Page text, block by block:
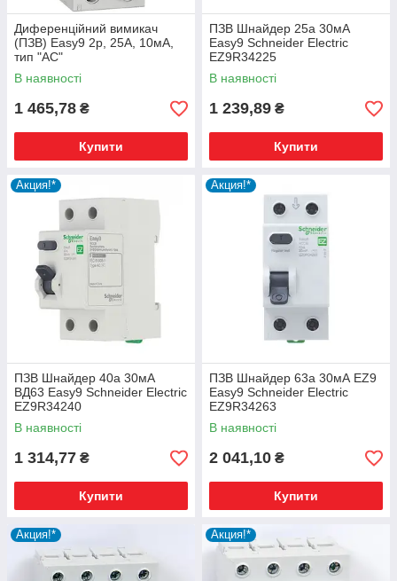
Головний склад знаходиться р. в Харкові. Є можливість
пересилки товару по Україні.
Зверніть увагу на привабливу ціну і гнучку систему
Диференційний вимикач
(ПЗВ) Easy9 2p, 25А, 10мА,
тип "АС"
В наявності
1 465,78 ₴
Купити
ПЗВ Шнайдер 25а 30мА
Easy9 Schneider Electric
EZ9R34225
В наявності
1 239,89 ₴
Купити
Акция!*
ПЗВ Шнайдер 40а 30мА
ВД63 Easy9 Schneider Electric
EZ9R34240
В наявності
1 314,77 ₴
Купити
Акция!*
ПЗВ Шнайдер 63а 30мА EZ9
Easy9 Schneider Electric
EZ9R34263
В наявності
2 041,10 ₴
Купити
Акция!* Акция!*